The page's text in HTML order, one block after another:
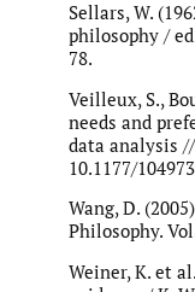
Sellars, W.
philosophy /
78.
Veilleux, S.,
needs and
data analysis
10.1177/
Wang, D.
Philosophy.
Weiner, K. et